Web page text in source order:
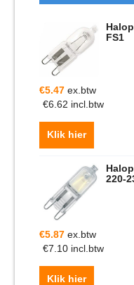
FS1
€5.47 ex.btw
€6.62 incl.btw
Klik hier
220-
€5.87 ex.btw
€7.10 incl.btw
Klik hier